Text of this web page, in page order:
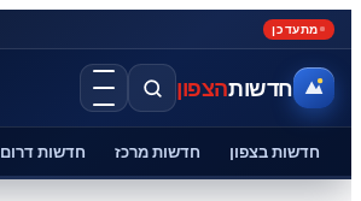
מתעדכן
חדשותהצפון
חדשות בצפון חדשות מרכז חדשות דרום